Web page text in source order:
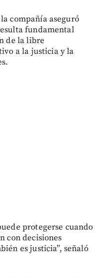
compañía aseguró
fundamental
de la libre
a la justicia y la
protegerse cuando
con decisiones
es justicia”, señaló